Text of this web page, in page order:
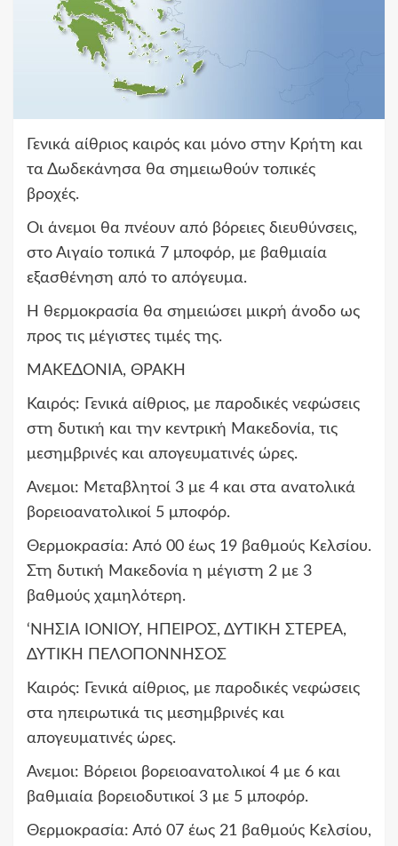
Γενικά αίθριος καιρός και μόνο στην Κρήτη και
τα Δωδεκάνησα θα σημειωθούν τοπικές
βροχές.
Οι άνεμοι θα πνέουν από βόρειες διευθύνσεις,
στο Αιγαίο τοπικά 7 μποφόρ, με βαθμιαία
εξασθένηση από το απόγευμα.
Η θερμοκρασία θα σημειώσει μικρή άνοδο ως
προς τις μέγιστες τιμές της.
ΜΑΚΕΔΟΝΙΑ, ΘΡΑΚΗ
Καιρός: Γενικά αίθριος, με παροδικές νεφώσεις
στη δυτική και την κεντρική Μακεδονία, τις
μεσημβρινές και απογευματινές ώρες.
Ανεμοι: Μεταβλητοί 3 με 4 και στα ανατολικά
βορειοανατολικοί 5 μποφόρ.
Θερμοκρασία: Από 00 έως 19 βαθμούς Κελσίου.
Στη δυτική Μακεδονία η μέγιστη 2 με 3
βαθμούς χαμηλότερη.
‘ΝΗΣΙΑ ΙΟΝΙΟΥ, ΗΠΕΙΡΟΣ, ΔΥΤΙΚΗ ΣΤΕΡΕΑ,
ΔΥΤΙΚΗ ΠΕΛΟΠΟΝΝΗΣΟΣ
Καιρός: Γενικά αίθριος, με παροδικές νεφώσεις
στα ηπειρωτικά τις μεσημβρινές και
απογευματινές ώρες.
Ανεμοι: Βόρειοι βορειοανατολικοί 4 με 6 και
βαθμιαία βορειοδυτικοί 3 με 5 μποφόρ.
Θερμοκρασία: Από 07 έως 21 βαθμούς Κελσίου,